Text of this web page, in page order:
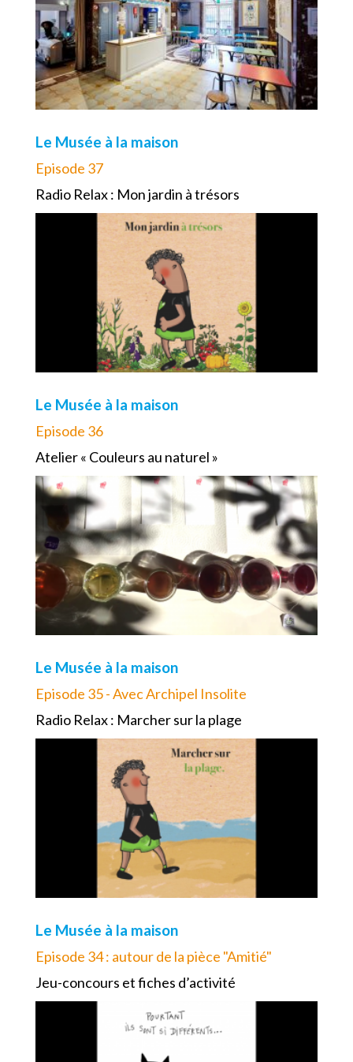
Le Musée à la maison
Episode 37
Radio Relax : Mon jardin à trésors
Le Musée à la maison
Episode 36
Atelier « Couleurs au naturel »
Le Musée à la maison
Episode 35 - Avec Archipel Insolite
Radio Relax : Marcher sur la plage
Le Musée à la maison
Episode 34 : autour de la pièce "Amitié"
Jeu-concours et fiches d’activité